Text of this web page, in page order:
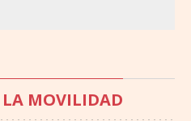
LA MOVILIDAD